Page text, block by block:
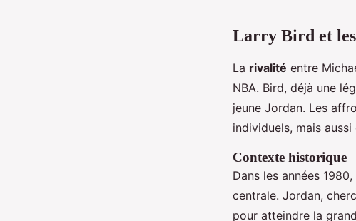
Larry Bird et
La rivalité entre
NBA. Bird, déjà une
jeune Jordan. Les
individuels, mais
Contexte historique
Dans les années
centrale. Jordan,
pour atteindre la